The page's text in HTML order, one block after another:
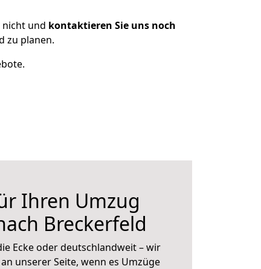
nicht und kontaktieren Sie uns noch
zu planen.
Ihren Umzug
Breckerfeld
Ecke oder deutschlandweit – wir
an unserer Seite, wenn es Umzüge